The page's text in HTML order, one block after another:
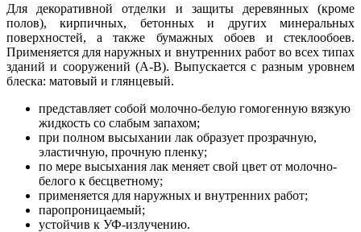
Для декоративной отделки и защиты деревянных (кроме
полов), кирпичных, бетонных и других минеральных
поверхностей, а также бумажных обоев и стеклообоев.
Применяется для наружных и внутренних работ во всех типах
зданий и сооружений (А-В). Выпускается с разным уровнем
блеска: матовый и глянцевый.
представляет собой молочно-белую гомогенную вязкую
жидкость со слабым запахом;
при полном высыхании лак образует прозрачную,
эластичную, прочную пленку;
по мере высыхания лак меняет свой цвет от молочно-
белого к бесцветному;
применяется для наружных и внутренних работ;
паропроницаемый;
устойчив к УФ-излучению.